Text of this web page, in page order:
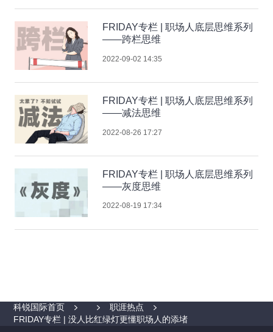
FRIDAY专栏 | 职场人底层思维系列
——跨栏思维
2022-09-02 14:35
FRIDAY专栏 | 职场人底层思维系列
——减法思维
2022-08-26 17:27
FRIDAY专栏 | 职场人底层思维系列
——灰度思维
2022-08-19 17:34
科锐国际首页
职涯热点
FRIDAY专栏 | 没人比红绿灯更懂职场人的添堵